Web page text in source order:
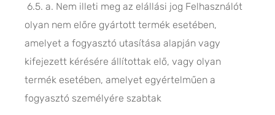
6.5. a. Nem illeti meg az elállási jog Felhasználót
olyan nem előre gyártott termék esetében,
amelyet a fogyasztó utasítása alapján vagy
kifejezett kérésére állítottak elő, vagy olyan
termék esetében, amelyet egyértelműen a
fogyasztó személyére szabtak